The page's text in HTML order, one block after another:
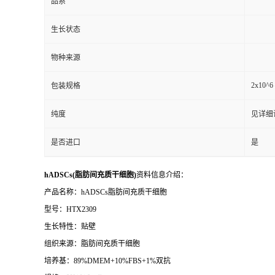
生长状态
物种来源
包装规格 2x10^6
纯度 见详
是否进口 是
hADSCs(脂肪间充质干细胞)资料信息介绍：
产品名称：hADSCs脂肪间充质干细胞
型号：HTX2309
生长特性：贴壁
组织来源：脂肪间充质干细胞
培养基：89%DMEM+10%FBS+1%双抗